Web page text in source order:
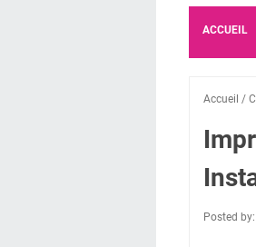
ACCUEIL
Accueil /
Posted